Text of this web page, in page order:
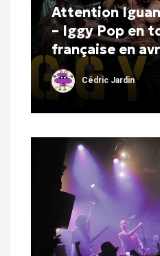
Attention
– Iggy Pop en
française en
Cédric Jardin